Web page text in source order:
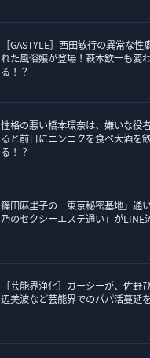
［GASTYLE］西田敏行の異常な
れた風俗嬢が登場！萩本欽一も変
る！？
性格の悪い橋本環奈は、嫌いな役
ると前日にニンニクを食べ大酒を
る！？
篠田麻里子の「東京秘密基地」通
乃のセクシーエステ通い」がLINE
［芸能界浄化］ガーシーが、佐野
辺美波など芸能界でのパパ活蔓延